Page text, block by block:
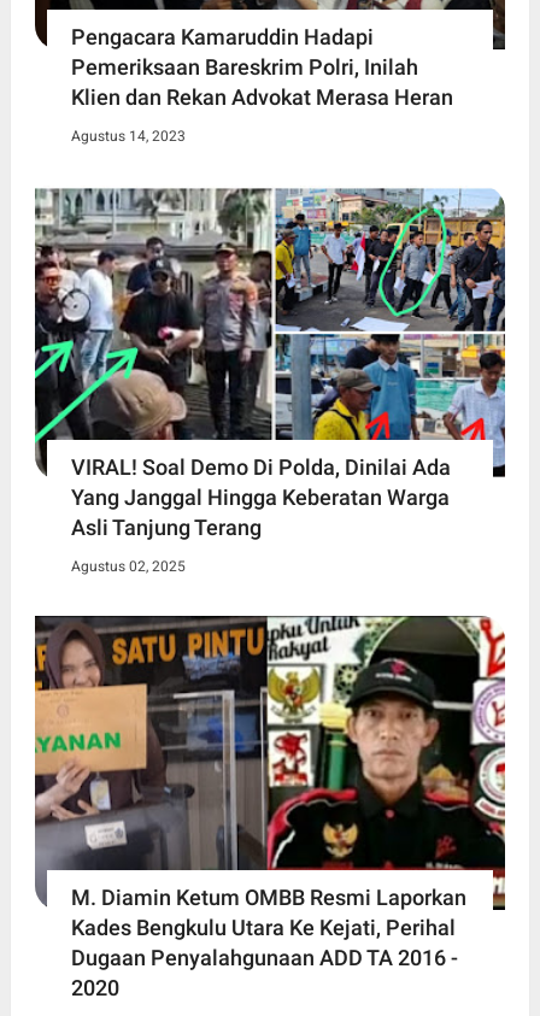
Pengacara Kamaruddin Hadapi
Pemeriksaan Bareskrim Polri, Inilah
Klien dan Rekan Advokat Merasa Heran
Agustus 14, 2023
VIRAL! Soal Demo Di Polda, Dinilai Ada
Yang Janggal Hingga Keberatan Warga
Asli Tanjung Terang
Agustus 02, 2025
M. Diamin Ketum OMBB Resmi Laporkan
Kades Bengkulu Utara Ke Kejati, Perihal
Dugaan Penyalahgunaan ADD TA 2016 -
2020